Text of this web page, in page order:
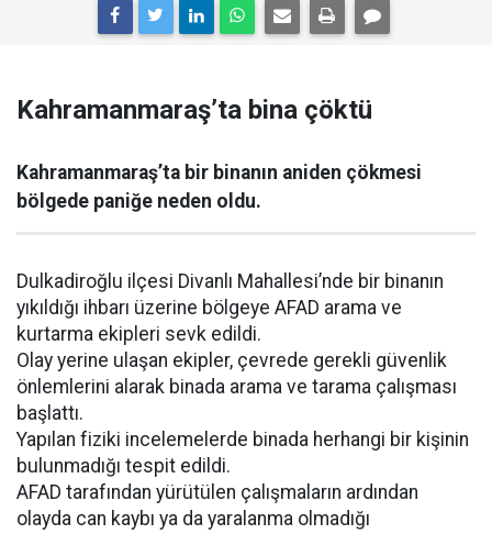
Kahramanmaraş’ta bina çöktü
Kahramanmaraş’ta bir binanın aniden çökmesi
bölgede paniğe neden oldu.
Dulkadiroğlu ilçesi Divanlı Mahallesi’nde bir binanın
yıkıldığı ihbarı üzerine bölgeye AFAD arama ve
kurtarma ekipleri sevk edildi.
Olay yerine ulaşan ekipler, çevrede gerekli güvenlik
önlemlerini alarak binada arama ve tarama çalışması
başlattı.
Yapılan fiziki incelemelerde binada herhangi bir kişinin
bulunmadığı tespit edildi.
AFAD tarafından yürütülen çalışmaların ardından
olayda can kaybı ya da yaralanma olmadığı